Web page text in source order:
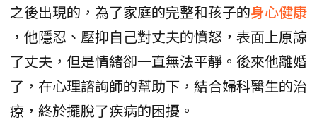
之後出現的，為了家庭的完整和孩子的身心健康
，他隱忍、壓抑自己對丈夫的憤怒，表面上原諒
了丈夫，但是情緒卻一直無法平靜。後來他離婚
了，在心理諮詢師的幫助下，結合婦科醫生的治
療，終於擺脫了疾病的困擾。